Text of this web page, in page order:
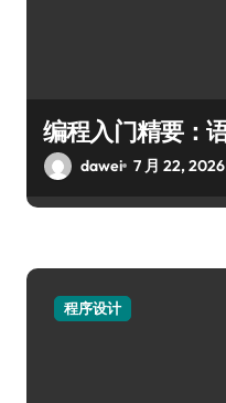
编程入门精要：
dawei 7 月 22, 2026
程序设计